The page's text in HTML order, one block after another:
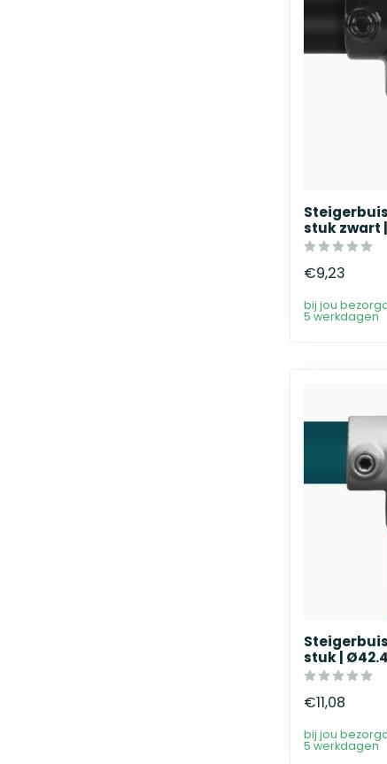
stuk zwart
€9,23
bij jou
5 werkdagen
stuk |
€11,08
bij jou
5 werkdagen